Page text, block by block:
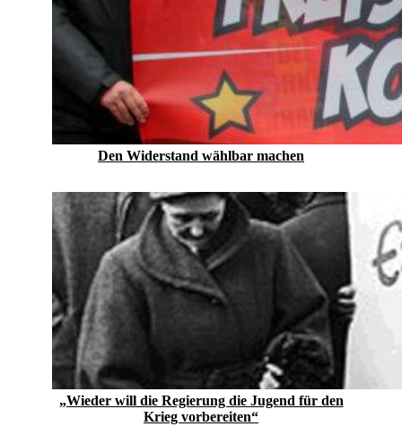
Den Widerstand wählbar machen
„Wieder will die Regierung die Jugend für den
Krieg vorbereiten“